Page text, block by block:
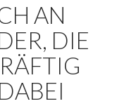
AN
DIE